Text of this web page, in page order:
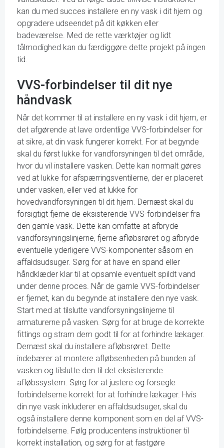
kan du med succes installere en ny vask i dit hjem og
opgradere udseendet på dit køkken eller
badeværelse. Med de rette værktøjer og lidt
tålmodighed kan du færdiggøre dette projekt på ingen
tid.
VVS-forbindelser til dit nye
håndvask
Når det kommer til at installere en ny vask i dit hjem, er
det afgørende at lave ordentlige VVS-forbindelser for
at sikre, at din vask fungerer korrekt. For at begynde
skal du først lukke for vandforsyningen til det område,
hvor du vil installere vasken. Dette kan normalt gøres
ved at lukke for afspærringsventilerne, der er placeret
under vasken, eller ved at lukke for
hovedvandforsyningen til dit hjem. Dernæst skal du
forsigtigt fjerne de eksisterende VVS-forbindelser fra
den gamle vask. Dette kan omfatte at afbryde
vandforsyningslinjerne, fjerne afløbsrøret og afbryde
eventuelle yderligere VVS-komponenter såsom en
affaldsudsuger. Sørg for at have en spand eller
håndklæder klar til at opsamle eventuelt spildt vand
under denne proces. Når de gamle VVS-forbindelser
er fjernet, kan du begynde at installere den nye vask.
Start med at tilslutte vandforsyningslinjerne til
armaturerne på vasken. Sørg for at bruge de korrekte
fittings og stram dem godt til for at forhindre lækager.
Dernæst skal du installere afløbsrøret. Dette
indebærer at montere afløbsenheden på bunden af
vasken og tilslutte den til det eksisterende
afløbssystem. Sørg for at justere og forsegle
forbindelserne korrekt for at forhindre lækager. Hvis
din nye vask inkluderer en affaldsudsuger, skal du
også installere denne komponent som en del af VVS-
forbindelserne. Følg producentens instruktioner til
korrekt installation, og sørg for at fastgøre